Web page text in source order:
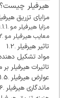
هیرفیلر چیست؟
مزایای تزریق
مزایا هیرفیلر مو
معایب هیرفیلر مو
تاثیر هیرفیلر
مواد تشکیل دهنده
تاثیرات هیرفیلر بر
عوارض هیرفیلر
ماندگاری هیرفیلر